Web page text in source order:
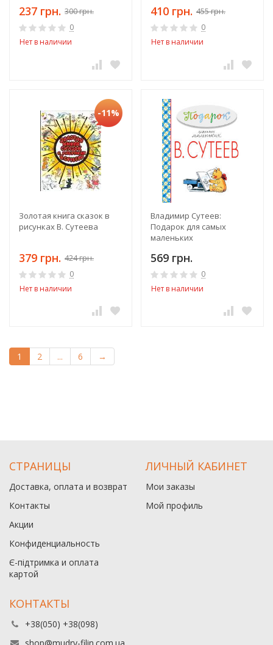
237 грн. 300 грн.
0
Нет в наличии
410 грн. 455 грн.
0
Нет в наличии
-11%
Золотая книга сказок в
рисунках В. Сутеева
379 грн. 424 грн.
0
Нет в наличии
Владимир Сутеев:
Подарок для самых
маленьких
569 грн.
0
Нет в наличии
1 2 ... 6 →
СТРАНИЦЫ
Доставка, оплата и возврат
Контакты
Акции
Конфиденциальность
Є-підтримка и оплата
картой
ЛИЧНЫЙ КАБИНЕТ
Мои заказы
Мой профиль
КОНТАКТЫ
+38(050) +38(098)